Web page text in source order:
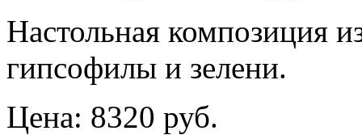
Настольная композиция
гипсофилы и зелени.
Цена: 8320 руб.